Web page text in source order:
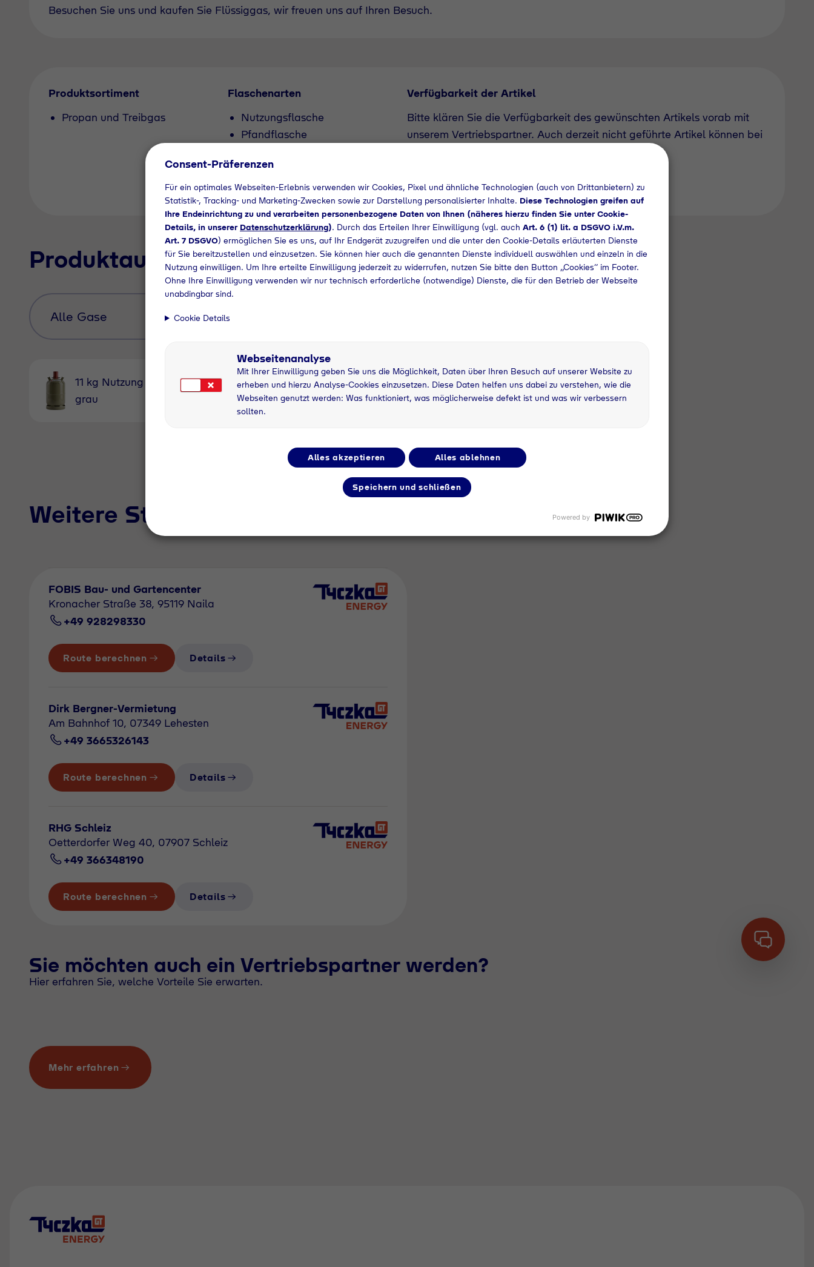
Besuchen Sie uns und kaufen Sie Flüssiggas, wir freuen uns auf Ihren Besuch.
Produktsortiment
Propan und Treibgas
Flaschenarten
Nutzungsflasche
Pfandflasche
Verfügbarkeit der Artikel
Bitte klären Sie die Verfügbarkeit des gewünschten Artikels vorab mit
unserem Vertriebspartner. Auch derzeit nicht geführte Artikel können bei
Produktauswahl
11 kg Nutzung
grau
11 kg
Pfandflasche
5 kg Nutzung
grau
5 kg
Pfandflasche
Weitere Standorte im Umkreis
FOBIS Bau- und Gartencenter
Kronacher Straße 38, 95119 Naila
+49 928298330
Route berechnen Details
Dirk Bergner-Vermietung
Am Bahnhof 10, 07349 Lehesten
+49 3665326143
Route berechnen Details
RHG Schleiz
Oetterdorfer Weg 40, 07907 Schleiz
+49 366348190
Route berechnen Details
Sie möchten auch ein Vertriebspartner werden?
Hier erfahren Sie, welche Vorteile Sie erwarten.
Mehr erfahren
Consent-Präferenzen
Für ein optimales Webseiten-Erlebnis verwenden wir Cookies, Pixel und ähnliche Technologien (auch von Drittanbietern) zu
Statistik-, Tracking- und Marketing-Zwecken sowie zur Darstellung personalisierter Inhalte. Diese Technologien greifen auf
Ihre Endeinrichtung zu und verarbeiten personenbezogene Daten von Ihnen (näheres hierzu finden Sie unter Cookie-
Details, in unserer Datenschutzerklärung). Durch das Erteilen Ihrer Einwilligung (vgl. auch Art. 6 (1) lit. a DSGVO i.V.m.
Art. 7 DSGVO) ermöglichen Sie es uns, auf Ihr Endgerät zuzugreifen und die unter den Cookie-Details erläuterten Dienste
für Sie bereitzustellen und einzusetzen. Sie können hier auch die genannten Dienste individuell auswählen und einzeln in die
Nutzung einwilligen. Um Ihre erteilte Einwilligung jederzeit zu widerrufen, nutzen Sie bitte den Button „Cookies“ im Footer.
Ohne Ihre Einwilligung verwenden wir nur technisch erforderliche (notwendige) Dienste, die für den Betrieb der Webseite
unabdingbar sind.
Cookie Details
Webseitenanalyse
Mit Ihrer Einwilligung geben Sie uns die Möglichkeit, Daten über Ihren Besuch auf unserer Website zu
erheben und hierzu Analyse-Cookies einzusetzen. Diese Daten helfen uns dabei zu verstehen, wie die
Webseiten genutzt werden: Was funktioniert, was möglicherweise defekt ist und was wir verbessern
sollten.
Alles akzeptieren Alles ablehnen
Speichern und schließen
Powered by